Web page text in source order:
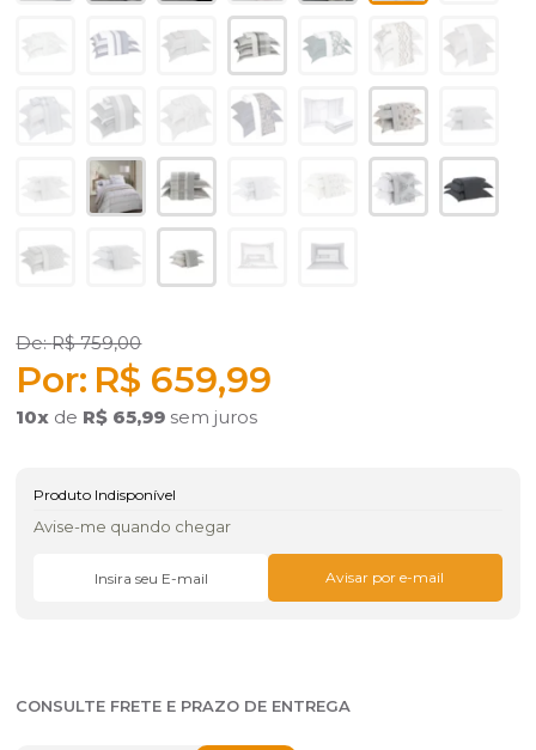
R$ 759,00
R$ 659,99
10x de R$ 65,99 sem juros
Produto Indisponível
Avise-me quando chegar
CONSULTE FRETE E PRAZO DE ENTREGA